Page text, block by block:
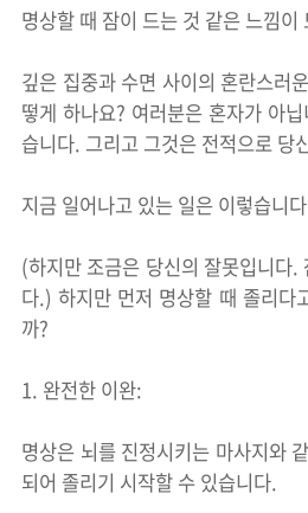
명상할 때 잠이 드는 것 같은 느낌이
깊은 집중과 수면 사이의 혼란스러
떻게 하나요? 여러분은 혼자가 아
습니다. 그리고 그것은 전적으로 당
지금 일어나고 있는 일은 이렇습니
(하지만 조금은 당신의 잘못입니다.
다.) 하지만 먼저 명상할 때 졸리다
까?
1. 완전한 이완:
명상은 뇌를 진정시키는 마사지와
되어 졸리기 시작할 수 있습니다.